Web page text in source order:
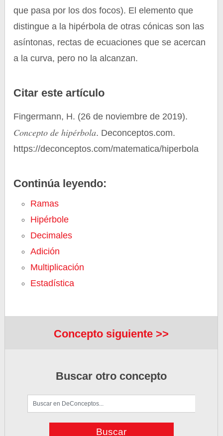
que pasa por los dos focos). El elemento que
distingue a la hipérbola de otras cónicas son las
asíntonas, rectas de ecuaciones que se acercan
a la curva, pero no la alcanzan.
Citar este artículo
Fingermann, H. (26 de noviembre de 2019).
Concepto de hipérbola. Deconceptos.com.
https://deconceptos.com/matematica/hiperbola
Continúa leyendo:
Ramas
Hipérbole
Decimales
Adición
Multiplicación
Estadística
Concepto siguiente >>
Buscar otro concepto